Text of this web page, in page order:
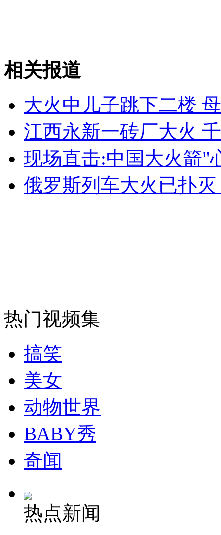
女孩北京地铁殴打老人 痛下狠手拳打脚踢
无痛分娩是否安全 医生回应
外交部：反对强权政治霸凌主义
走！跟着总书记去植树
消防员救轻生者
纽约上演“枕头大战”
司机酒驾遇交警 急速倒车逃窜
相关报道
大火中儿子跳下二楼
江西永新一砖厂大火
现场直击:中国大火箭"
俄罗斯列车大火已扑
热门视频集
搞笑
美女
动物世界
BABY秀
奇闻
热点新闻